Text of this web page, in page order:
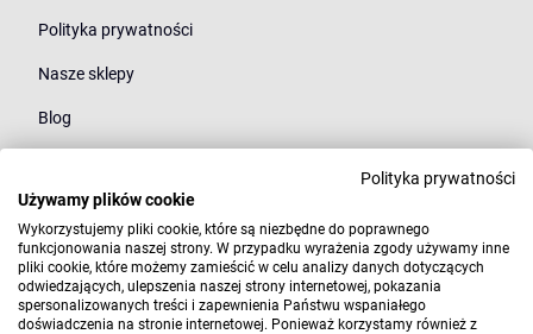
Polityka prywatności
Nasze sklepy
Blog
Młodzież
Styl
Marki
Polityka prywatności
Używamy plików cookie
Wykorzystujemy pliki cookie, które są niezbędne do poprawnego
funkcjonowania naszej strony. W przypadku wyrażenia zgody używamy inne
pliki cookie, które możemy zamieścić w celu analizy danych dotyczących
odwiedzających, ulepszenia naszej strony internetowej, pokazania
spersonalizowanych treści i zapewnienia Państwu wspaniałego
doświadczenia na stronie internetowej. Ponieważ korzystamy również z